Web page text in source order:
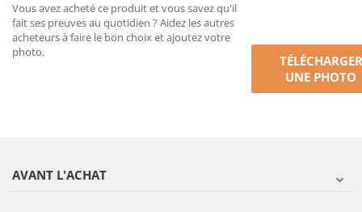
Vous avez acheté ce produit et vous savez qu'il
fait ses preuves au quotidien ? Aidez les autres
acheteurs à faire le bon choix et ajoutez votre
photo.
TÉLÉCHARGER
UNE PHOTO
AVANT L'ACHAT